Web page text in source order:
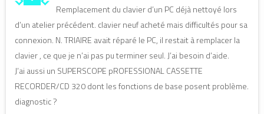
Remplacement du clavier d’un PC déjà nettoyé lors
d’un atelier précédent. clavier neuf acheté mais difficultés pour sa
connexion. N. TRIAIRE avait réparé le PC, il restait à remplacer la
clavier , ce que je n’ai pas pu terminer seul. J’ai besoin d’aide.
J’ai aussi un SUPERSCOPE pROFESSIONAL CASSETTE
RECORDER/CD 320 dont les fonctions de base posent problème.
diagnostic ?